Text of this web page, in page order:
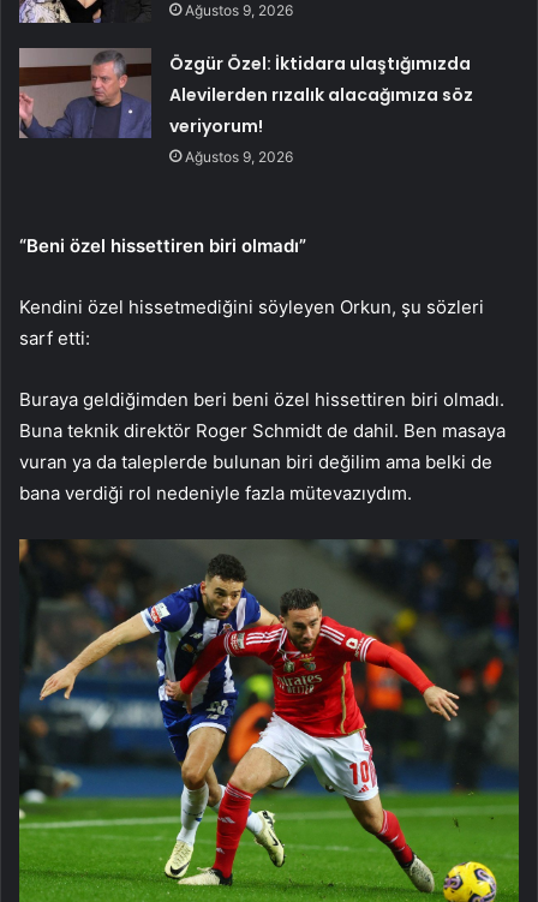
Ağustos 9, 2026
Özgür Özel: İktidara ulaştığımızda
Alevilerden rızalık alacağımıza söz
veriyorum!
Ağustos 9, 2026
“Beni özel hissettiren biri olmadı”
Kendini özel hissetmediğini söyleyen Orkun, şu sözleri
sarf etti:
Buraya geldiğimden beri beni özel hissettiren biri olmadı.
Buna teknik direktör Roger Schmidt de dahil. Ben masaya
vuran ya da taleplerde bulunan biri değilim ama belki de
bana verdiği rol nedeniyle fazla mütevazıydım.